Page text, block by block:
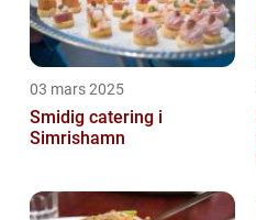
03 mars 2025
Smidig catering i
Simrishamn